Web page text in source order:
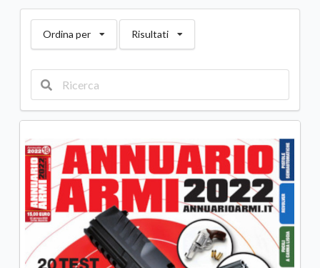
Ordina per Risultati